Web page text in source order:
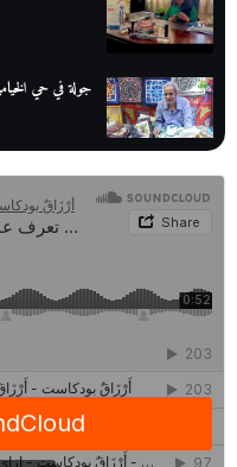
جولة في حي
عم عوض| قصة
أقدم مطحن بن
حصاد 2022 لمشروع "رواد 2030″